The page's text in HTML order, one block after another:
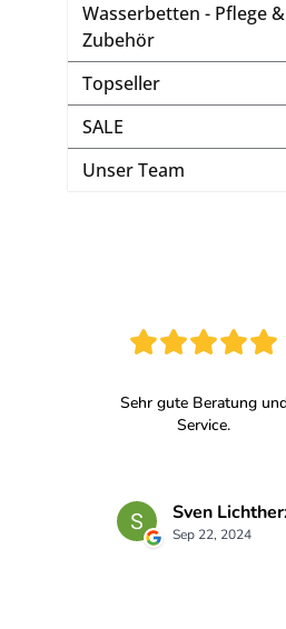
Wasserbetten - Pflege &
Zubehör
Topseller
SALE
Unser Team